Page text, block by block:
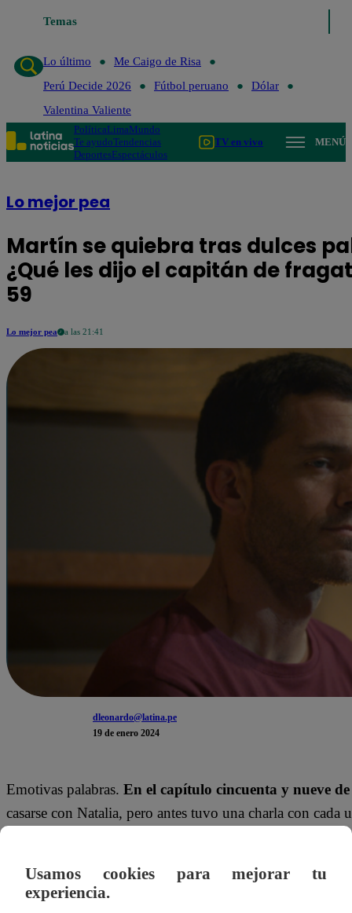
Temas
Lo último
Me Caigo de Risa
Perú Decide 2026
Fútbol peruano
Dólar
Valentina Valiente
PolíticaLimaMundo
Te ayudoTendencias
DeportesEspectáculos
TV en vivo MENÚ
Lo mejor pea
Martín se quiebra tras dulces
¿Qué les dijo el capitán de
59
Lo mejor pea a las 21:41
dleonardo@latina.pe
19 de enero 2024
Emotivas palabras. En el capítulo cincuenta y nueve
casarse con Natalia, pero antes tuvo una charla con
“Cristóbal, gracias por tu apoyo incondicional. Me
con los ojos con ese gran corazón que te caracteriza”
Usamos cookies para mejorar tu
experiencia.